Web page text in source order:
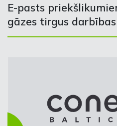
E-pasts
gāzes tirgus